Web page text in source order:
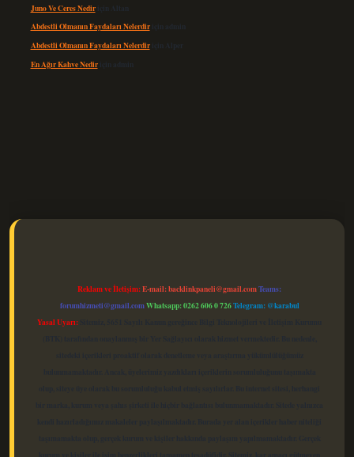
Juno Ve Ceres Nediriçin Altan
Abdestli Olmanın Faydaları Nelerdiriçin admin
Abdestli Olmanın Faydaları Nelerdiriçin Alper
En Ağır Kahve Nediriçin admin
Reklam ve İletişim:E-mail:backlinkpaneli@gmail.comTeams:
forumhizmeti@gmail.comWhatsapp: 0262 606 0 726Telegram: @karabul
Yasal Uyarı: